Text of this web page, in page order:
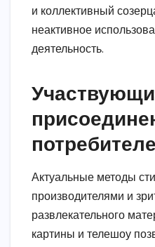
и коллективный
неактивное
деятельность.
Актуальные методы
производителями и
развлекательного
картины и телешоу